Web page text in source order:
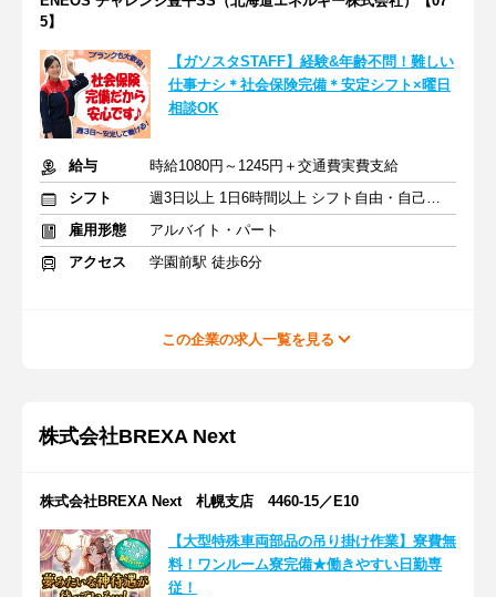
5】
【ガソスタSTAFF】経験&年齢不問！難しい
仕事ナシ＊社会保険完備＊安定シフト×曜日
相談OK
給与
時給1080円～1245円＋交通費実費支給
シフト
週3日以上 1日6時間以上 シフト自由・自己申告
雇用形態
アルバイト・パート
アクセス
学園前駅 徒歩6分
この企業の求人一覧を見る
株式会社BREXA Next
株式会社BREXA Next 札幌支店 4460-15／E10
【大型特殊車両部品の吊り掛け作業】寮費無
料！ワンルーム寮完備★働きやすい日勤専
従！